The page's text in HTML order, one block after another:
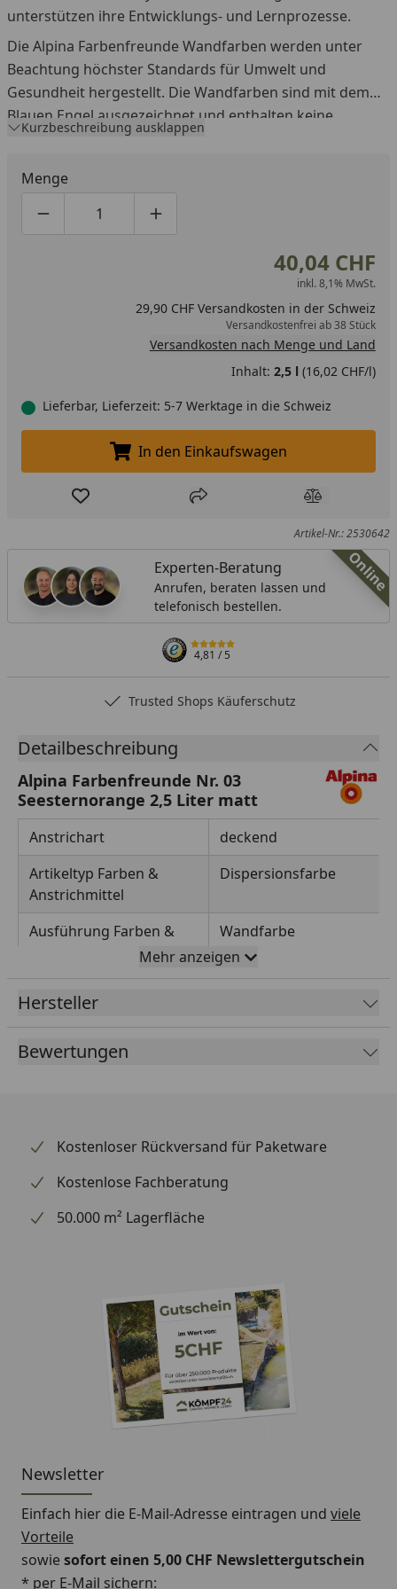
unterstützen ihre Entwicklungs- und Lernprozesse.
Die Alpina Farbenfreunde Wandfarben werden unter
Beachtung höchster Standards für Umwelt und
Gesundheit hergestellt. Die Wandfarben sind mit dem
Blauen Engel ausgezeichnet und enthalten keine
Weichmacher und keine Lösungsmittel. Ideal für ein
Kurzbeschreibung ausklappen
Menge
Produktmenge um eins verringern
Produktmenge manuell eingeben
Produktmenge um eins erhöhen
40,04 CHF
inkl. 8,1% MwSt.
29,90 CHF Versandkosten in der Schweiz
Versandkostenfrei ab 38 Stück
Versandkosten nach Menge und Land
Inhalt: 2,5 l (16,02 CHF/l)
Lieferbar, Lieferzeit: 5-7 Werktage in die Schweiz
In den Einkaufswagen legen
In den Einkaufswagen
Produkt zur Wunschliste hinzufügen
Teilen Produkt
Artikel-Nr.: 2530642
Online
Experten-Beratung
Anrufen, beraten lassen und
telefonisch bestellen.
4,81/ 5
Trusted Shops Käuferschutz
Detailbeschreibung
Alpina Farbenfreunde Nr. 03
Seesternorange 2,5 Liter matt
Anstrichart
deckend
Artikeltyp Farben &
Anstrichmittel
Dispersionsfarbe
Ausführung Farben &
Wandfarbe
Eigenschaften
wasserverdünnbar,
verarbeiten
Einsatzbereich
Innen
Ergiebigkeit pro Liter ca.
seesternorange
orange
matt
vor Gebrauch gut
Hinweis zur
Untergrundbehandlung
Substanzen
Ideal geeignet für
Wände
Mehr anzeigen
Hersteller
Bewertungen
Kostenloser Rückversand für Paketware
Kostenlose Fachberatung
50.000 m² Lagerfläche
Newsletter
Einfach hier die E-Mail-Adresse eintragen und viele
Vorteile
sowiesofort einen 5,00 CHF Newslettergutschein
* per E-Mail sichern: